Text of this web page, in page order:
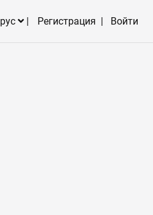
рус
Регистрация Войти